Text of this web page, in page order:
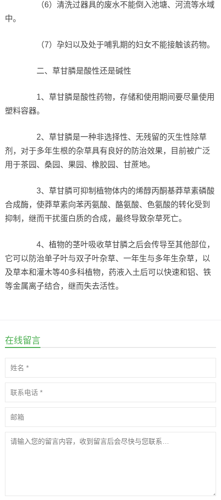
（6）清洗过器具的废水不能倒入池塘、河流等水域
中。
（7）孕妇以及处于哺乳期的妇女不能接触该药物。
二、草甘膦是酸性还是碱性
1、草甘膦是酸性药物，存储和使用期间要尽量使用
塑料容器。
2、草甘膦是一种非选择性、无残留的灭生性除草
剂，对于多年生根的杂草具有良好的防治效果，目前被广泛
用于茶园、桑园、果园、橡胶园、甘蔗地。
3、草甘膦可抑制植物体内的烯醇丙酮基莽草素磷酸
合成酶，使莽草素向苯丙氨酸、酪氨酸、色氨酸的转化受到
抑制，继而干扰蛋白质的合成，最终导致杂草死亡。
4、植物的茎叶吸收草甘膦之后会传导至其他部位，
它可以防治单子叶与双子叶杂草、一年生与多年生杂草，以
及草本和灌木等40多科植物，药液入土后可以快速和铝、铁
等金属离子结合，继而失去活性。
在线留言